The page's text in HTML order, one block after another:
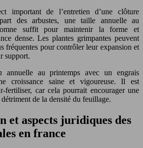
important de l’entretien d’une clôture
des arbustes, une taille annuelle au
suffit pour maintenir la forme et
dense. Les plantes grimpantes peuvent
fréquentes pour contrôler leur expansion et
support.
annuelle au printemps avec un engrais
croissance saine et vigoureuse. Il est
fertiliser, car cela pourrait encourager une
de la densité du feuillage.
et aspects juridiques des
en france